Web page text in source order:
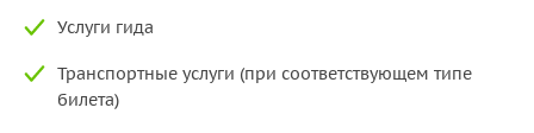
Услуги гида
Транспортные услуги (при соответствующем типе
билета)